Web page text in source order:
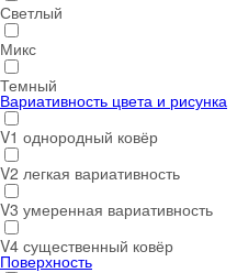
Светлый
Микс
Темный
Вариативность цвета и рисунка
V1 однородный ковёр
V2 легкая вариативность
V3 умеренная вариативность
V4 существенный ковёр
Поверхность